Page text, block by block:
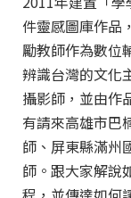
件靈感圖庫作品
勵教師作為數位
辨識台灣的文化
攝影師，並由作
有請來高雄市巴
師、屏東縣滿州
師。跟大家解說